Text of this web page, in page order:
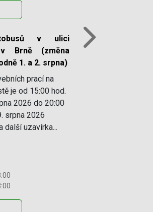
v ulici
v Brně (změna
1. a 2. srpna)
prací na
je od 15:00 hod.
2026 do 20:00
srpna 2026
další uzavírka...